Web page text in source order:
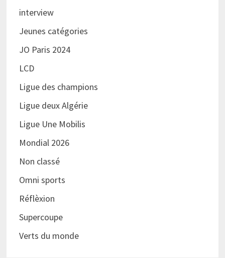
interview
Jeunes catégories
JO Paris 2024
LCD
Ligue des champions
Ligue deux Algérie
Ligue Une Mobilis
Mondial 2026
Non classé
Omni sports
Réflèxion
Supercoupe
Verts du monde